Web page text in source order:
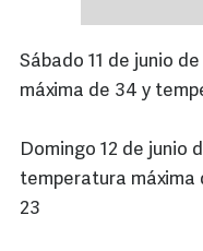
Sábado 11 de junio
máxima de 34 y
Domingo 12 de junio
temperatura máxima
23